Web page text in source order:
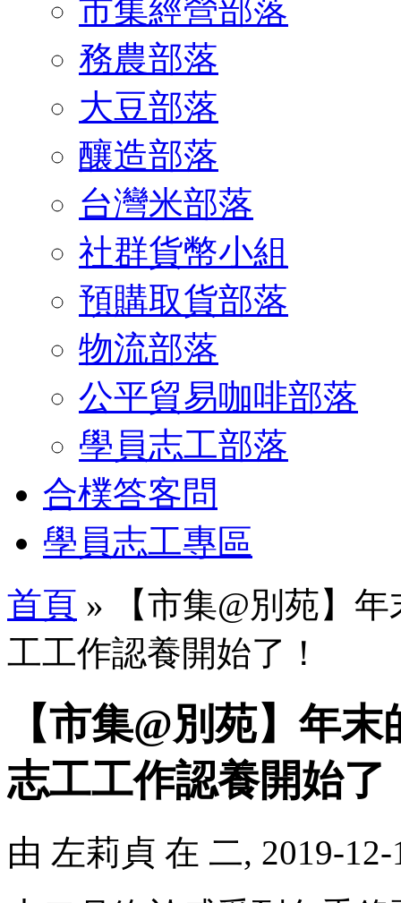
市集經營部落
務農部落
大豆部落
釀造部落
台灣米部落
社群貨幣小組
預購取貨部落
物流部落
公平貿易咖啡部落
學員志工部落
合樸答客問
學員志工專區
首頁 » 【市集@別苑】
工工作認養開始了！
【市集@別苑】年
志工工作認養開始了
由 左莉貞 在 二, 2019-